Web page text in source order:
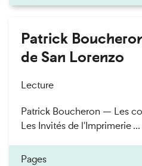
Patrick
de San Lorenzo
Lecture
Patrick Boucheron — Les
Les Invités de l'Imprimerie ...
Pages